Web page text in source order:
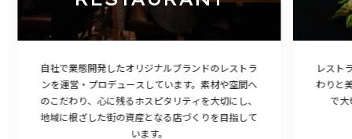
自社で業態開発したオリジナルブランドのレストラ
ンを運営・プロデュースしています。素材や空間へ
のこだわり、心に残るホスピタリティを大切にし、
地域に根ざした街の資産となる店づくりを目指して
います。
レスト
わりと
で大